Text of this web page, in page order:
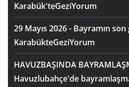
Karabük'teGeziYorum
29 Mayıs 2026 - Bayramın
KarabükteGeziYorum
HAVUZBAŞINDA
Havuzlubahçe'de